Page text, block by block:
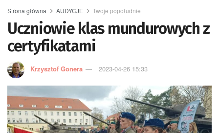
Strona główna AUDYCJE Twoje popołudnie
Uczniowie klas mundurowych z
certyfikatami
Krzysztof Gonera 2023-04-26 15:33